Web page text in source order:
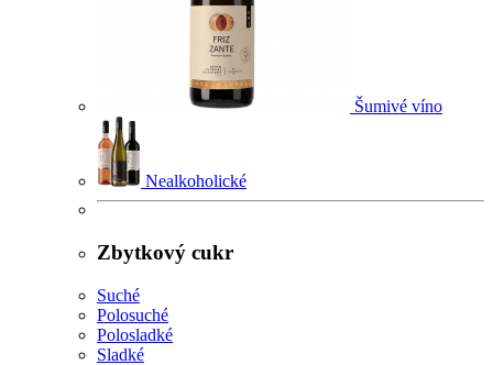
Šumivé víno
Nealkoholické
Zbytkový cukr
Suché
Polosuché
Polosladké
Sladké